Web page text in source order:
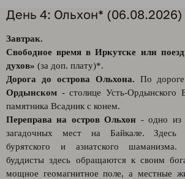
День 4: Ольхон* (06.08.2026)
Завтрак.
Свободное время в Иркутске или
духов» (за доп. плату)*.
Дорога до острова Ольхона. По
Ордынском - столице Усть-Ордынского
памятника Всадник с конем.
Переправа на остров Ольхон - одно из
загадочных мест на Байкале. Здесь
бурятского и азиатского
буддисты здесь обращаются к своим
мощное геомагнитное поле, а местные